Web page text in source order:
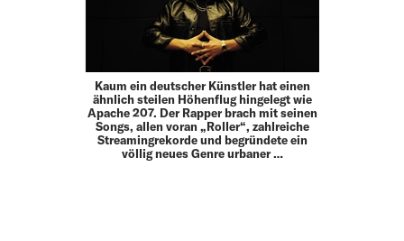
Kaum ein deutscher Künstler hat einen
ähnlich steilen Höhenflug hingelegt wie
Apache 207. Der Rapper brach mit seinen
Songs, allen voran „Roller“, zahlreiche
Streamingrekorde und begründete ein
völlig neues Genre urbaner …